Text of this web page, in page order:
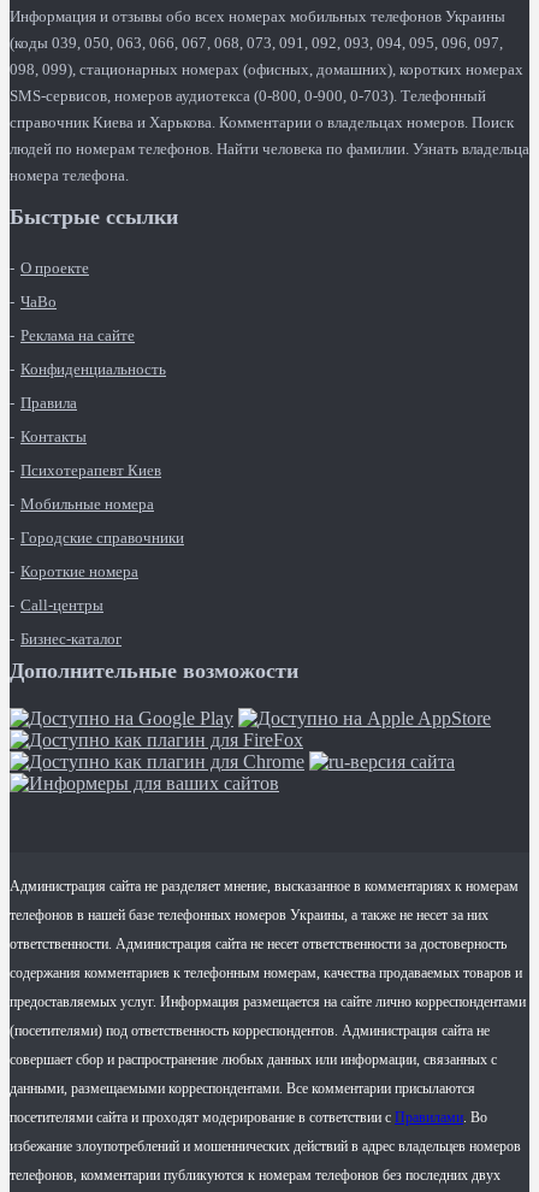
Информация и отзывы обо всех номерах мобильных телефонов Украины
(коды 039, 050, 063, 066, 067, 068, 073, 091, 092, 093, 094, 095, 096, 097,
098, 099), стационарных номерах (офисных, домашних), коротких номерах
SMS-сервисов, номеров аудиотекса (0-800, 0-900, 0-703). Телефонный
справочник Киева и Харькова. Комментарии о владельцах номеров. Поиск
людей по номерам телефонов. Найти человека по фамилии. Узнать владельца
номера телефона.
Быстрые ссылки
О проекте
ЧаВо
Реклама на сайте
Конфиденциальность
Правила
Контакты
Психотерапевт Киев
Мобильные номера
Городские справочники
Короткие номера
Call-центры
Бизнес-каталог
Дополнительные возможости
Администрация сайта не разделяет мнение, высказанное в комментариях к номерам
телефонов в нашей базе телефонных номеров Украины, а также не несет за них
ответственности. Администрация сайта не несет ответственности за достоверность
содержания комментариев к телефонным номерам, качества продаваемых товаров и
предоставляемых услуг. Информация размещается на сайте лично корреспондентами
(посетителями) под ответственность корреспондентов. Администрация сайта не
совершает сбор и распространение любых данных или информации, связанных с
данными, размещаемыми корреспондентами. Все комментарии присылаются
посетителями сайта и проходят модерирование в сответствии с Правилами. Во
избежание злоупотреблений и мошеннических действий в адрес владельцев номеров
телефонов, комментарии публикуются к номерам телефонов без последних двух